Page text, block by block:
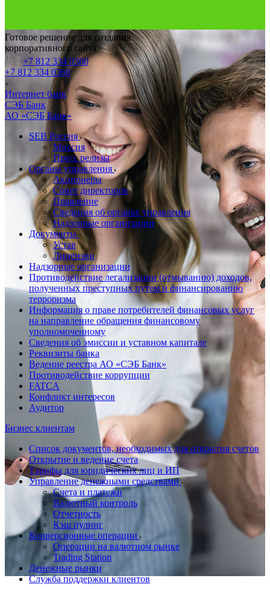
Готовое решение для создания
корпоративного сайта
+7 812 334 0360
+7 812 334 0360
Интернет банк
СЭБ Банк
АО «СЭБ Банк»
SEB Россия
Миссия
Пресс релизы
Органы управления
Акционеры
Совет директоров
Правление
Сведения об органах управления
Надзорные организации
Документы
Устав
Лицензии
Надзорные организации
Противодействие легализации (отмыванию) доходов,
полученных преступных путем и финансированию
терроризма
Информация о праве потребителей финансовых услуг
на направление обращения финансовому
уполномоченному
Сведения об эмиссии и уставном капитале
Реквизиты банка
Ведение реестра АО «СЭБ Банк»
Противодействие коррупции
FATCA
Конфликт интересов
Аудитор
Бизнес клиентам
Список документов, необходимых для открытия счетов
Открытие и ведение счета
Тарифы для юридических лиц и ИП
Управление денежными средствами
Счета и платежи
Валютный контроль
Отчетность
Кэш пулинг
Конверсионные операции
Операции на валютном рынке
Trading Station
Денежные рынки
Служба поддержки клиентов